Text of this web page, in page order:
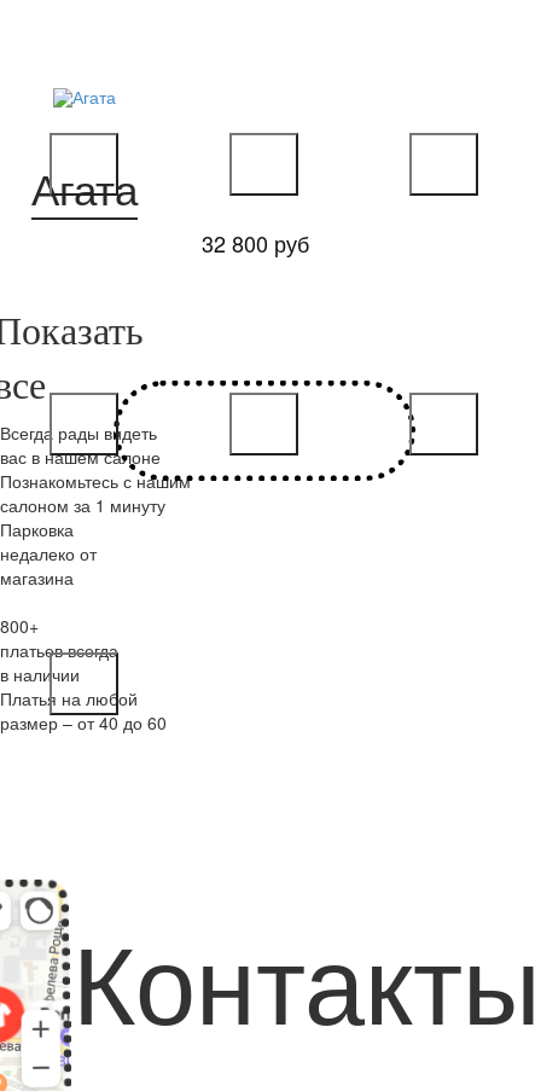
Агата
32 800 руб
Всегда рады видеть
вас в нашем салоне
Познакомьтесь с нашим
салоном за 1 минуту
Парковка
недалеко от
магазина
800+
платьев всегда
в наличии
Платья на любой
размер – от 40 до 60
Контакты